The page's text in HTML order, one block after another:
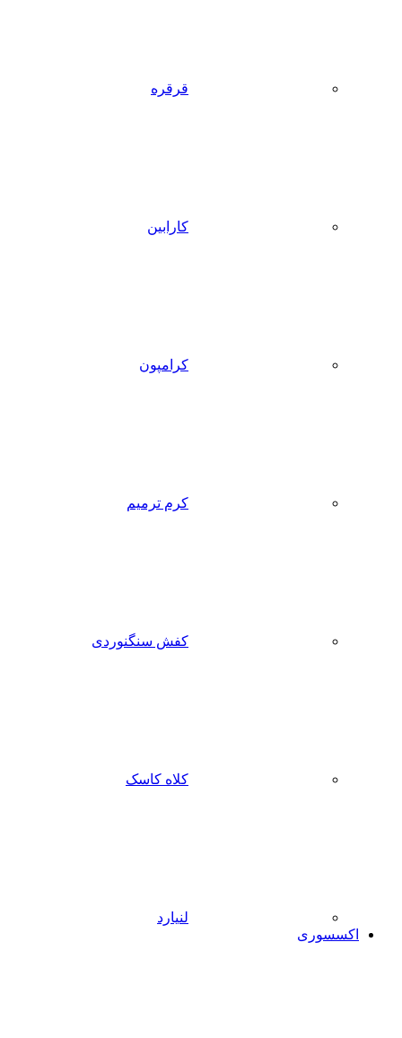
قرقره
کارابین
کرامپون
کرم ترمیم
کفش سنگنوردی
کلاه کاسک
لنیارد
اکسسوری